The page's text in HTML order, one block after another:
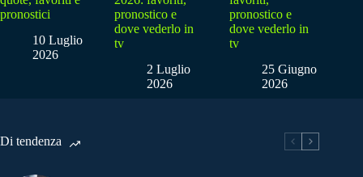
pronostici
10 Luglio
2026
pronostico e
dove vederlo in
tv
2 Luglio
2026
pronostico e
dove vederlo in
tv
25 Giugno
2026
Di tendenza